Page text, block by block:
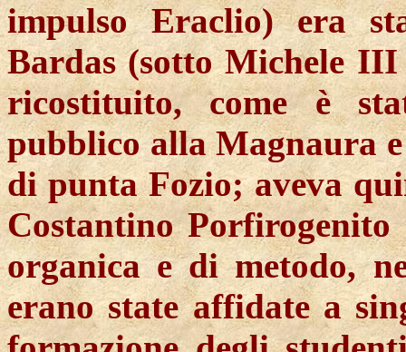
impulso Eraclio) era
Bardas(sotto Michele III
ricostituito, come è
pubblico allaMagnaurae
di puntaFozio; aveva
Costantino
organica e di metodo,
erano state affidate a